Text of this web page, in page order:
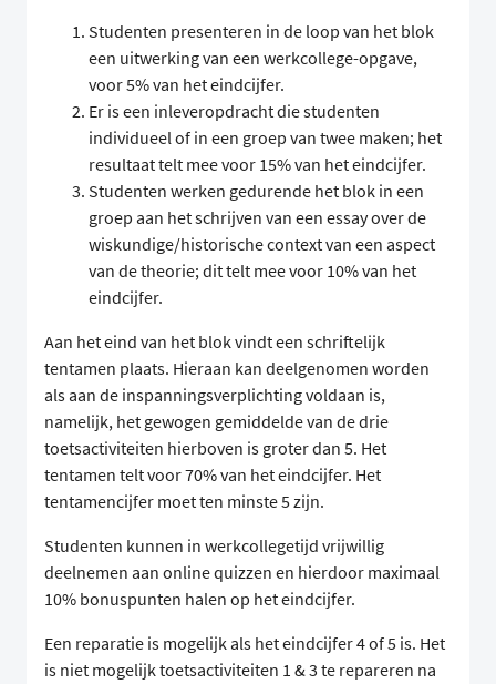
Studenten presenteren in de loop van het blok
een uitwerking van een werkcollege-opgave,
voor 5% van het eindcijfer.
Er is een inleveropdracht die studenten
individueel of in een groep van twee maken; het
resultaat telt mee voor 15% van het eindcijfer.
Studenten werken gedurende het blok in een
groep aan het schrijven van een essay over de
wiskundige/historische context van een aspect
van de theorie; dit telt mee voor 10% van het
eindcijfer.
Aan het eind van het blok vindt een schriftelijk
tentamen plaats. Hieraan kan deelgenomen worden
als aan de inspanningsverplichting voldaan is,
namelijk, het gewogen gemiddelde van de drie
toetsactiviteiten hierboven is groter dan 5. Het
tentamen telt voor 70% van het eindcijfer. Het
tentamencijfer moet ten minste 5 zijn.
Studenten kunnen in werkcollegetijd vrijwillig
deelnemen aan online quizzen en hierdoor maximaal
10% bonuspunten halen op het eindcijfer.
Een reparatie is mogelijk als het eindcijfer 4 of 5 is. Het
is niet mogelijk toetsactiviteiten 1 & 3 te repareren na